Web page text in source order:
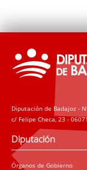
Diputación de Badajoz -
c/ Felipe Checa, 23 -
Diputación
Órganos de Gobierno